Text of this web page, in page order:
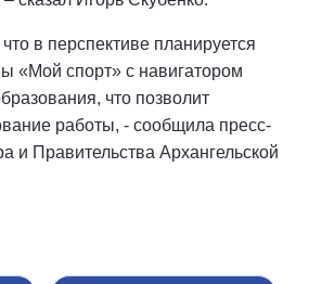
в перспективе планируется
«Мой спорт» с навигатором
что позволит
работы, - сообщила пресс-
и Правительства Архангельской